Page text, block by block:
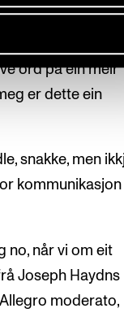
at det
ord på ein meir
er dette ein
snakke, men
no, når vi om eit
Joseph Haydns
moderato,